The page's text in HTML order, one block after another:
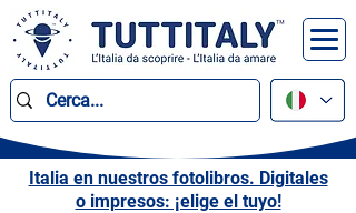
Italia en nuestros fotolibros. Digitales
o impresos: ¡elige el tuyo!